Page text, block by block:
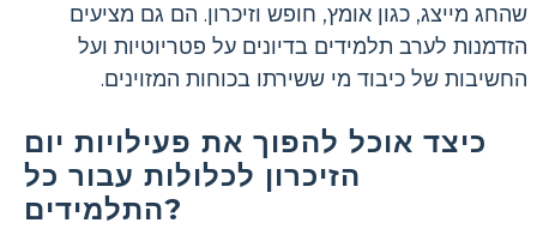
שהחג מייצג, כגון אומץ, חופש וזיכרון. הם גם מציעים
הזדמנות לערב תלמידים בדיונים על פטריוטיות ועל
החשיבות של כיבוד מי ששירתו בכוחות המזוינים.
כיצד אוכל להפוך את פעילויות יום
הזיכרון לכלולות עבור כל
התלמידים?